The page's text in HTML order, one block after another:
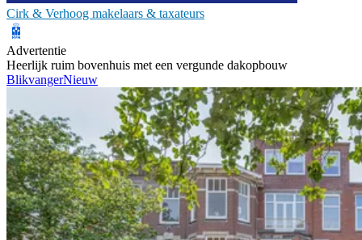
Cirk & Verhoog makelaars & taxateurs
Advertentie
Heerlijk ruim bovenhuis met een vergunde dakopbouw
BlikvangerNieuw